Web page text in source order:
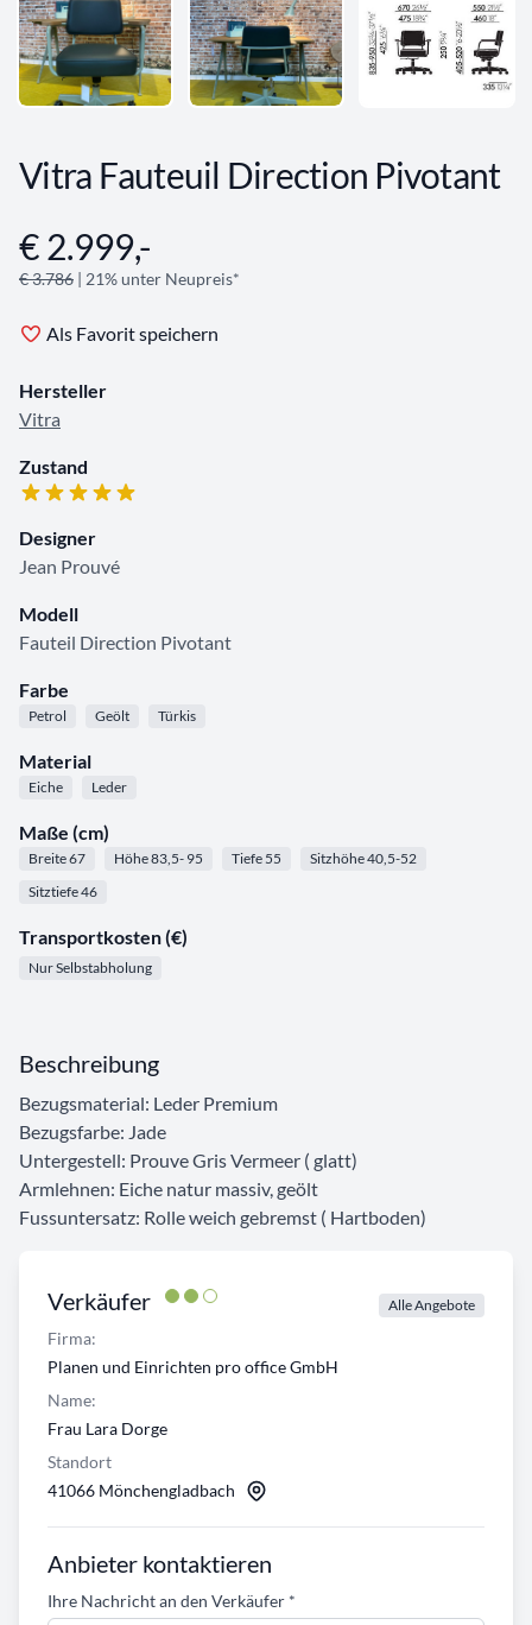
Vitra Fauteuil Direction Pivotant
Angebotsinformationen
€ 2.999,-
€ 3.786 | 21% unter Neupreis*
Als Favorit speichern
Hersteller
Vitra
Zustand
Designer
Jean Prouvé
Modell
Fauteil Direction Pivotant
Farbe
Petrol Geölt Türkis
Material
Eiche Leder
Maße (cm)
Breite 67 Höhe 83,5- 95 Tiefe 55
Sitzhöhe 40,5-52
Sitztiefe 46
Transportkosten (€)
Nur Selbstabholung
Verkäufer Alle Angebote
Firma:
Planen und Einrichten pro office GmbH
Name:
Frau Lara Dorge
Standort
41066 Mönchengladbach
Anbieter kontaktieren
Ihre Nachricht an den Verkäufer *
Beschreibung
Bezugsmaterial: Leder Premium
Bezugsfarbe: Jade
Untergestell: Prouve Gris Vermeer ( glatt)
Armlehnen: Eiche natur massiv, geölt
Fussuntersatz: Rolle weich gebremst ( Hartboden)